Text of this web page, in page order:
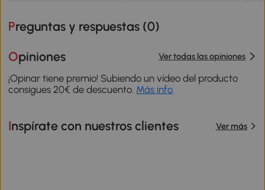
Preguntas y respuestas (0)
Opiniones Ver todas las opiniones
¡Opinar tiene premio! Subiendo un vídeo del producto
consigues 20€ de descuento. Más info
Inspírate con nuestros clientes Ver más